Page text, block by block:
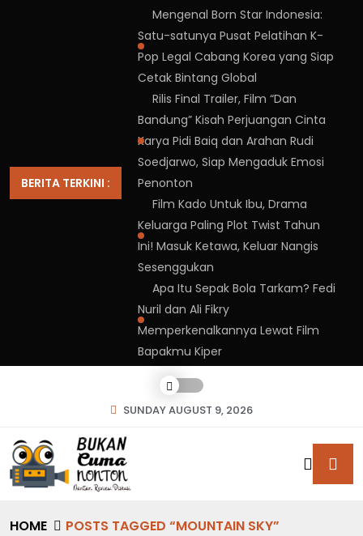
BERITA TERKINI :
Mengenal Born Star Indonesia:
Satu-satunya Pusat Pelatihan K-
Pop Legal Cabang Korea yang Siap
Cetak Bintang Global
Rilis Final Trailer, Film “Dan
Bandung” Kisah Perjuangan Cinta
Karya Pidi Baiq dan Arahan Rudi
Soedjarwo, Siap Mengaduk Emosi
Penonton
Film Kado Untuk Ibu, Drama
Keluarga Paling Plot Twist Tahun
Ini! Masuk Ketawa, Keluar Nangis
Sesenggukan
Apa Itu Sepak Bola Tarkam? Fedi
Nuril dan Ali Fikry
Memperkenalkannya Lewat Film
Bapakmu Kiper
SUNDAY AUGUST 9, 2026
HOME POSTS TAGGED “MOUNTAIN SKY”